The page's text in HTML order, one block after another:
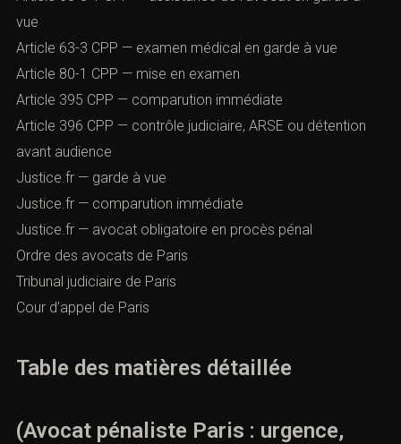
vue
Article 63-3 CPP — examen médical en garde à vue
Article 80-1 CPP — mise en examen
Article 395 CPP — comparution immédiate
Article 396 CPP — contrôle judiciaire, ARSE ou détention
avant audience
Justice.fr — garde à vue
Justice.fr — comparution immédiate
Justice.fr — avocat obligatoire en procès pénal
Ordre des avocats de Paris
Tribunal judiciaire de Paris
Cour d’appel de Paris
Table des matières détaillée
(Avocat pénaliste Paris : urgence,